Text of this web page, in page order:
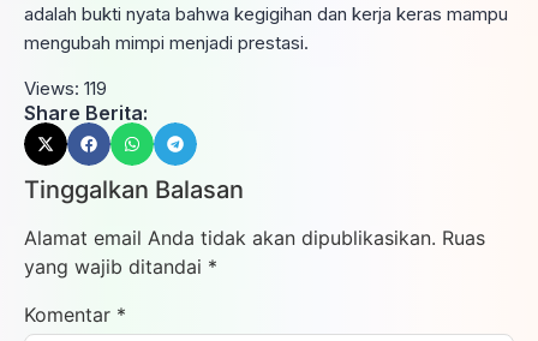
adalah bukti nyata bahwa kegigihan dan kerja keras mampu
mengubah mimpi menjadi prestasi.
Views: 119
Share Berita:
Tinggalkan Balasan
Alamat email Anda tidak akan dipublikasikan. Ruas
yang wajib ditandai *
Komentar *